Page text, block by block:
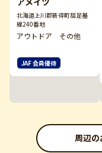
北海道上川郡新得町屈足基
線240番地
アウトドア その他
JAF 会員優待
周辺の